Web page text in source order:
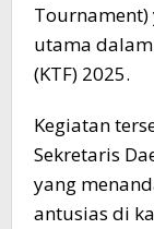
Tournament)
utama
(KTF) 2025.
Kegiatan
Sekretaris
yang
antusias di